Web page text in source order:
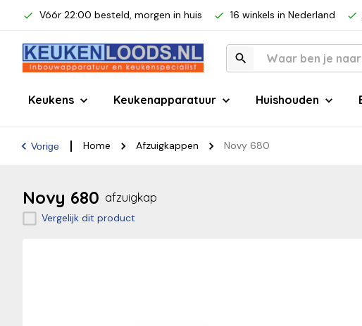
Vóór 22:00 besteld, morgen in huis 16 winkels in Nederland
Keukens Keukenapparatuur Huishouden
Vorige Home Afzuigkappen Novy 680
Novy 680 afzuigkap
Vergelijk dit product